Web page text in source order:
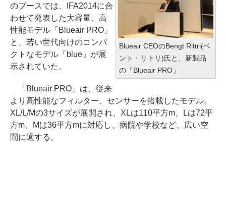
Blueair CEOのBengt Rittri(ベ
ント・リトリ)氏と、新製品
の「Blueair PRO」
のブースでは、IFA2014に合
わせて発表した大容量、高
性能モデル「Blueair PRO」
と、若い世代向けのコンパ
クトなモデル「blue」が展
示されていた。
「Blueair PRO」は、従来
より高性能なフィルター、センサーを搭載したモデル。
XL/L/Mの3サイズが展開され、XLは110平方m、Lは72平
方m、Mは36平方mに対応し、病院や学校など、広い空
間に適する。